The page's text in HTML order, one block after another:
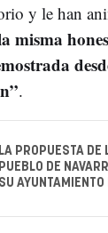
y le han
misma
.
LA PROPUESTA DE
PUEBLO DE
SU